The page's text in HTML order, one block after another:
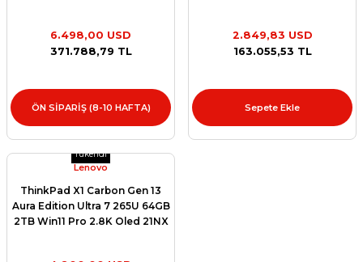
6.498,00 USD
371.788,79 TL
ÖN SİPARİŞ (8-10 HAFTA)
2.849,83 USD
163.055,53 TL
Sepete Ekle
Tükendi
Lenovo
ThinkPad X1 Carbon Gen 13
Aura Edition Ultra 7 265U 64GB
2TB Win11 Pro 2.8K Oled 21NX